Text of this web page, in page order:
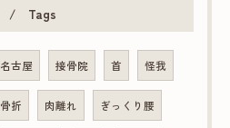
Tags
名古屋 接骨院 首 怪我
骨折 肉離れ ぎっくり腰